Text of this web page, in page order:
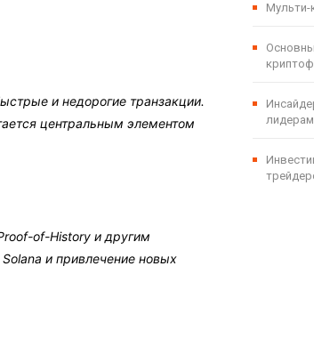
и недорогие транзакции.
центральным элементом
of-History и другим
и привлечение новых
Мульти-